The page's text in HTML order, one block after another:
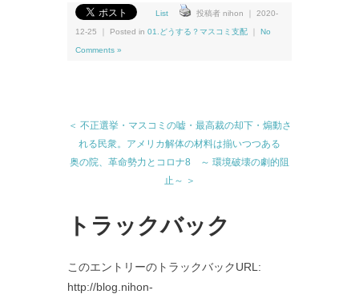
List 投稿者 nihon ｜ 2020-
12-25 ｜ Posted in 01.どうする？マスコミ支配 No
Comments »
＜ 不正選挙・マスコミの嘘・最高裁の却下・煽動さ
れる民衆。アメリカ解体の材料は揃いつつある
奥の院、革命勢力とコロナ8 ～ 環境破壊の劇的阻
止～ ＞
トラックバック
このエントリーのトラックバックURL:
http://blog.nihon-